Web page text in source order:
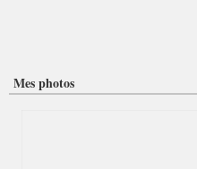
Mes photos